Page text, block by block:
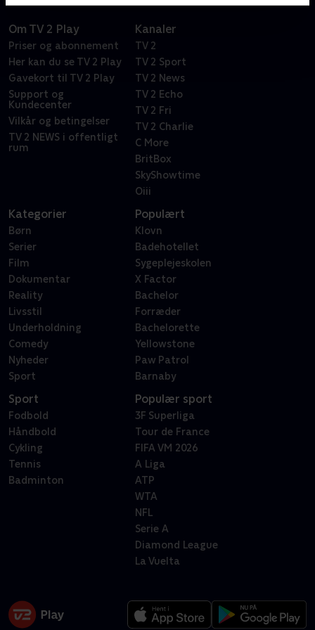
Om TV 2 Play
Priser og abonnement
Her kan du se TV 2 Play
Gavekort til TV 2 Play
Support og
Kundecenter
Vilkår og betingelser
TV 2 NEWS i offentligt
rum
Kanaler
TV 2
TV 2 Sport
TV 2 News
TV 2 Echo
TV 2 Fri
TV 2 Charlie
C More
BritBox
SkyShowtime
Oiii
Kategorier
Børn
Serier
Film
Dokumentar
Reality
Livsstil
Underholdning
Comedy
Nyheder
Sport
Populært
Klovn
Badehotellet
Sygeplejeskolen
X Factor
Bachelor
Forræder
Bachelorette
Yellowstone
Paw Patrol
Barnaby
Sport
Fodbold
Håndbold
Cykling
Tennis
Badminton
Populær sport
3F Superliga
Tour de France
FIFA VM 2026
A Liga
ATP
WTA
NFL
Serie A
Diamond League
La Vuelta